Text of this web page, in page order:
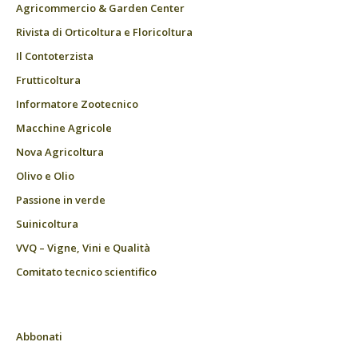
Agricommercio & Garden Center
Rivista di Orticoltura e Floricoltura
Il Contoterzista
Frutticoltura
Informatore Zootecnico
Macchine Agricole
Nova Agricoltura
Olivo e Olio
Passione in verde
Suinicoltura
VVQ – Vigne, Vini e Qualità
Comitato tecnico scientifico
Abbonati